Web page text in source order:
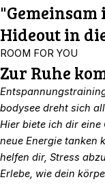
"Gemeinsam
Hideout in
ROOM FOR YOU
Zur Ruhe
bodysee dreht sich
Hier biete ich dir eine
neue Energie tanken
helfen dir, Stress
Erlebe, wie dein